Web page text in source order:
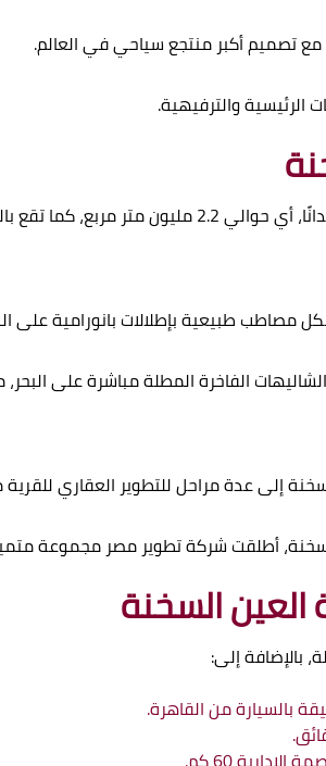
مع تصميم أكبر منتجع سياحي في العالم.
والترفيهية.
تبلغ مساحة منتجع المونت جلالة العين السخنة
مصاطب طبيعية بإطلالات بانورامية
الفاخرة المطلة مباشرة على
إلى عدة مراحل للتطوير العقاري للقرية
أطلقت شركة تطوير مصر مجموعة
العين السخنة